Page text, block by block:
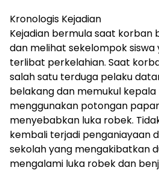
Kronologis Kejadian
Kejadian bermula saat korban
dan melihat sekelompok siswa
terlibat perkelahian. Saat
salah satu terduga pelaku
belakang dan memukul
menggunakan potongan
menyebabkan luka robek.
kembali terjadi penganiayaan
sekolah yang mengakibatkan
mengalami luka robek dan